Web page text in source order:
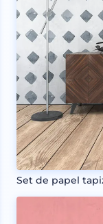
Set de papel